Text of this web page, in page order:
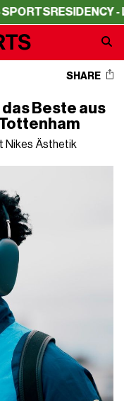
RESIDENCY - LA
SHARE
Beste aus
Nikes Ästhetik